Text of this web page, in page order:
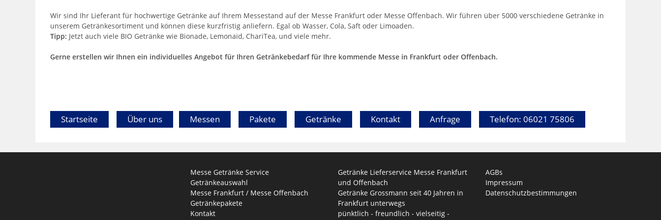
Wir sind Ihr Lieferant für hochwertige Getränke auf Ihrem Messestand auf der Messe Frankfurt oder Messe Offenbach. Wir führen über 5000 verschiedene Getränke in
unserem Getränkesortiment und können diese kurzfristig anliefern. Egal ob Wasser, Cola, Saft oder Limoaden.
Tipp: Jetzt auch viele BIO Getränke wie Bionade, Lemonaid, ChariTea, und viele mehr.
Gerne erstellen wir Ihnen ein individuelles Angebot für Ihren Getränkebedarf für Ihre kommende Messe in Frankfurt oder Offenbach.
Startseite Über uns Messen Pakete Getränke Kontakt Anfrage Telefon: 06021 75806
Messe Getränke Service
Getränkeauswahl
Messe Frankfurt / Messe Offenbach
Getränkepakete
Kontakt
Getränke Lieferservice Messe Frankfurt
und Offenbach
Getränke Grossmann seit 40 Jahren in
Frankfurt unterwegs
pünktlich - freundlich - vielseitig -
AGBs
Impressum
Datenschutzbestimmungen